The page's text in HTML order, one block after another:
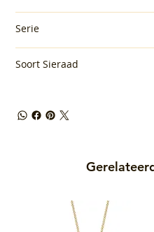
Serie
Soort Sieraad